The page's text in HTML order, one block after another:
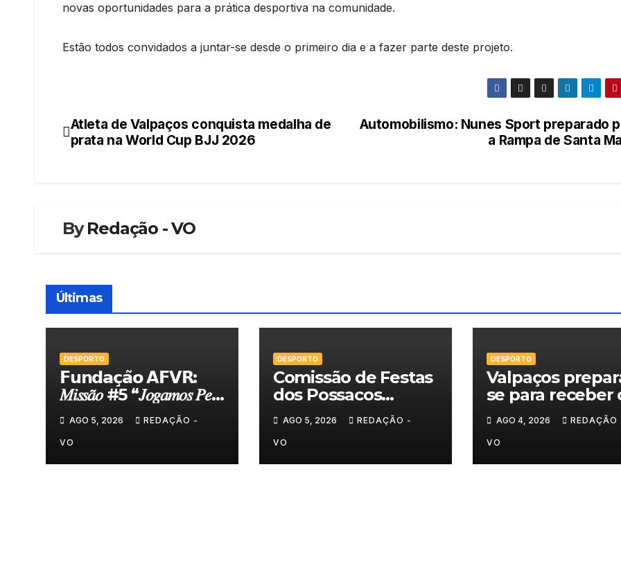
novas oportunidades para a prática desportiva na comunidade.
Estão todos convidados a juntar-se desde o primeiro dia e a fazer parte deste projeto.
Navegação
Automobilismo: Nunes Sport preparado
a Rampa de Santa
Atleta de Valpaços conquista medalha de
prata na World Cup BJJ 2026
ByRedação - VO
Últimas
DESPORTO
𝗙𝘂𝗻𝗱𝗮𝗰̧𝗮̃𝗼 𝗔𝗙𝗩𝗥:
𝑀𝑖𝑠𝑠𝑎̃𝑜 #5 “𝐽𝑜𝑔𝑎𝑚𝑜𝑠 𝑃𝑒𝑙𝑎
AGO 5, 2026 REDAÇÃO -
VO
DESPORTO
Comissão de Festas
dos Possacos
felicita finalistas do
Torneio de Sueca
AGO 5, 2026 REDAÇÃO -
VO
DESPORTO
Valpaços
se para receber
AGO 4, 2026 REDAÇÃO
VO